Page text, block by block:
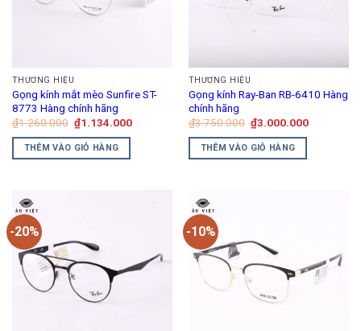
THƯƠNG HIỆU
Gọng kính mắt mèo Sunfire ST-
8773 Hàng chính hãng
₫1.260.000 Giá
gốc
là:
₫1.260.000.
₫1.134.000Giá
₫1.134.000.
THÊM VÀO GIỎ HÀNG
THƯƠNG HIỆU
Gọng kính Ray-Ban RB-6410 Hàng
chính hãng
₫3.750.000 Giá
gốc
là:
₫3.750.000.
₫3.000.000Giá
THÊM VÀO GIỎ HÀNG
-20% -10%